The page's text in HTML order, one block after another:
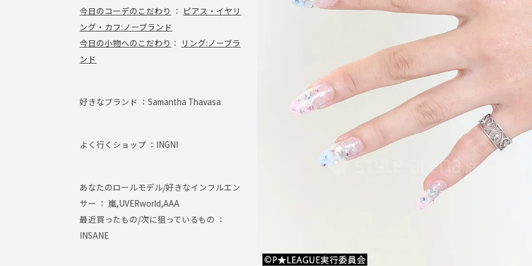
今日のコーデのこだわり ： ピアス・イヤリ
ング・カフ:ノーブランド
今日の小物へのこだわり ： リング:ノーブラ
ンド
好きなブランド ：Samantha Thavasa
よく行くショップ ： INGNI
あなたのロールモデル/好きなインフルエン
サー ： 嵐,UVERworld,AAA
最近買ったもの/次に狙っているもの ：
INSANE